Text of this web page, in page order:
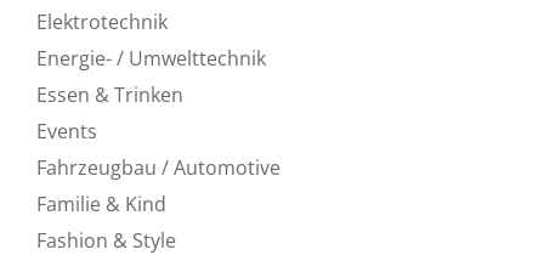
Elektrotechnik
Energie- / Umwelttechnik
Essen & Trinken
Events
Fahrzeugbau / Automotive
Familie & Kind
Fashion & Style